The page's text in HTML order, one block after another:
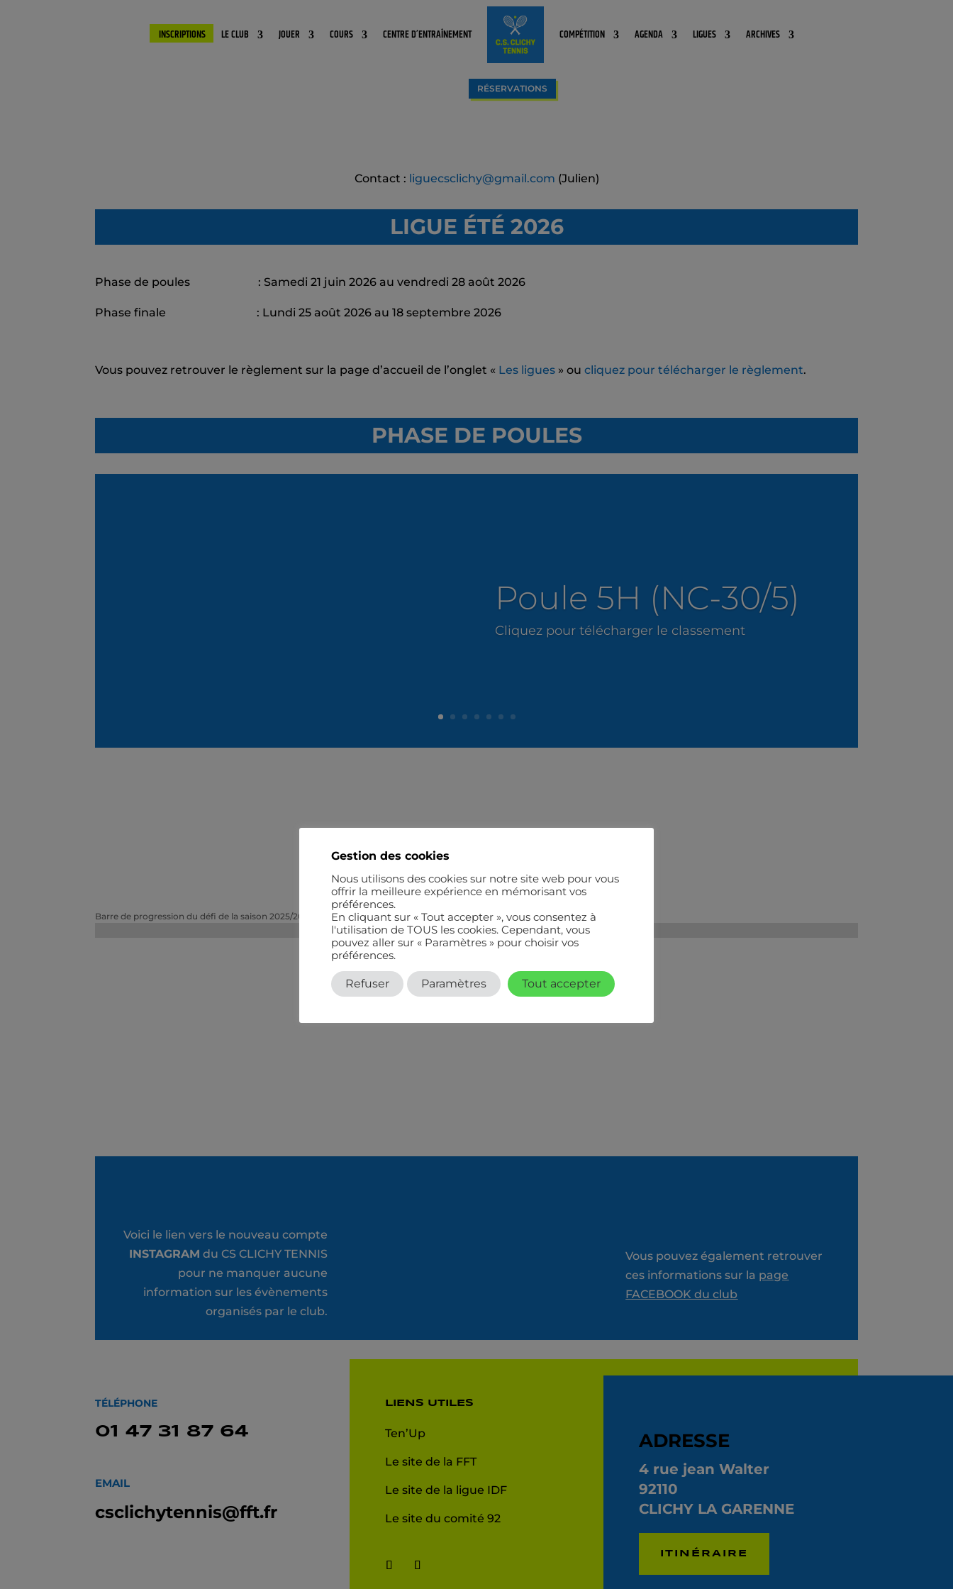
INSCRIPTIONS LE CLUB JOUER COURS CENTRE D’ENTRAÎNEMENT COMPÉTITION AGENDA LIGUES ARCHIVES
RÉSERVATIONS
Contact : liguecsclichy@gmail.com (Julien)
LIGUE ÉTÉ 2026
Phase de poules : Samedi 21 juin 2026 au vendredi 28 août 2026
Phase finale : Lundi 25 août 2026 au 18 septembre 2026
Vous pouvez retrouver le règlement sur la page d’accueil de l’onglet « Les ligues » oucliquez pour télécharger le règlement.
PHASE DE POULES
Poule 5H (NC-30/5)
Cliquez pour télécharger le classement
Barre de progression du défi de la saison 2025/2026 : Disputer 1500 matchs libres
Voici le lien vers le nouveau compte
INSTAGRAM du CS CLICHY TENNIS
pour ne manquer aucune
information sur les évènements
organisés par le club.
Vous pouvez également retrouver
ces informations sur la page
FACEBOOK du club
TÉLÉPHONE
01 47 31 87 64
EMAIL
csclichytennis@fft.fr
LIENS UTILES
Ten’Up
Le site de la FFT
Le site de la ligue IDF
Le site du comité 92
ADRESSE
4 rue jean Walter
92110
CLICHY LA GARENNE
ITINÉRAIRE
Gestion des cookies
Nous utilisons des cookies sur notre site web pour vous
offrir la meilleure expérience en mémorisant vos
préférences.
En cliquant sur « Tout accepter », vous consentez à
l'utilisation de TOUS les cookies. Cependant, vous
pouvez aller sur « Paramètres » pour choisir vos
préférences.
Refuser Paramètres Tout accepter